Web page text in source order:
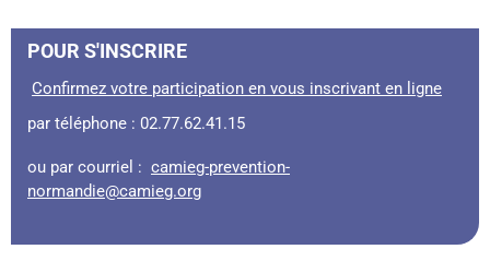
POUR S'INSCRIRE
Confirmez votre participation en vous inscrivant en ligne
par téléphone : 02.77.62.41.15
ou par courriel : camieg-prevention-
normandie@camieg.org